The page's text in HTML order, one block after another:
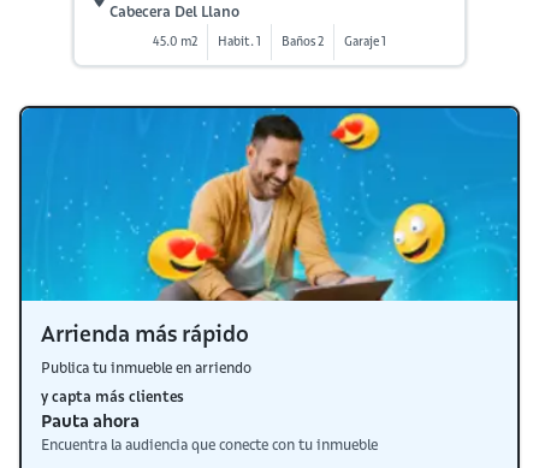
Cabecera Del Llano
45.0 m2 Habit. 1 Baños 2 Garaje 1
Arrienda más rápido
Publica tu inmueble en arriendo
y capta más clientes
Pauta ahora
Encuentra la audiencia que conecte con tu inmueble